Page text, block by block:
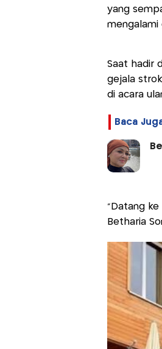
yang
mengalami
Saat hadir
gejala
di acara
Baca
"Datang ke
Betharia